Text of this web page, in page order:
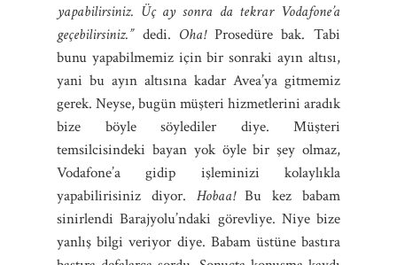
yapabilirsiniz. Üç ay sonra da tekrar Vodafone’a
geçebilirsiniz.”dedi. Oha!Prosedüre bak. Tabi
bunu yapabilmemiz için bir sonraki ayın altısı,
yani bu ayın altısına kadar Avea’ya gitmemiz
gerek. Neyse, bugün müşteri hizmetlerini aradık
bize böyle söylediler diye. Müşteri
temsilcisindeki bayan yok öyle bir şey olmaz,
Vodafone’a gidip işleminizi kolaylıkla
yapabilirisiniz diyor. Hobaa!Bu kez babam
sinirlendi Barajyolu’ndaki görevliye. Niye bize
yanlış bilgi veriyor diye. Babam üstüne bastıra